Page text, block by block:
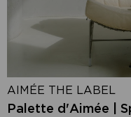
AIMÉE THE LABEL
Palette d'Aimée |